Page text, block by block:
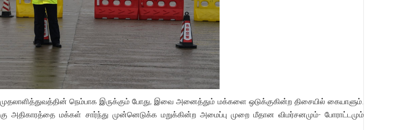
முதலாளித்துவத்தின் நெம்பாக இருக்கும் போது, இவை அனைத்தும் மக்களை ஒடுக்குகின்ற திசையில் கையாளும்.
அதிகாரத்தை மக்கள் சார்ந்து முன்னெடுக்க மறுக்கின்ற அமைப்பு முறை மீதான விமர்சனமும்- போராட்டமும்